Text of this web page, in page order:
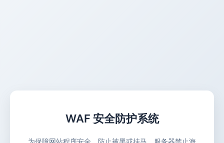
WAF 安全防护系统
为保障网站程序安全，防止被黑或挂马，服务器禁止海